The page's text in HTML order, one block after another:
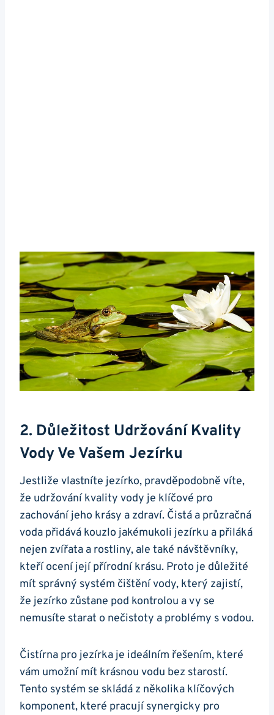
2. Důležitost Udržování Kvality
Vody Ve Vašem Jezírku
Jestliže vlastníte jezírko, pravděpodobně víte,
že udržování kvality vody je klíčové pro
zachování jeho krásy a zdraví. Čistá a průzračná
voda přidává kouzlo jakémukoli jezírku a přiláká
nejen zvířata a rostliny, ale také návštěvníky,
kteří ocení její přírodní krásu. Proto je důležité
mít správný systém čištění vody, který zajistí,
že jezírko zůstane pod kontrolou a vy se
nemusíte starat o nečistoty a problémy s vodou.
Čistírna pro jezírka je ideálním řešením, které
vám umožní mít krásnou vodu bez starostí.
Tento systém se skládá z několika klíčových
komponent, které pracují synergicky pro